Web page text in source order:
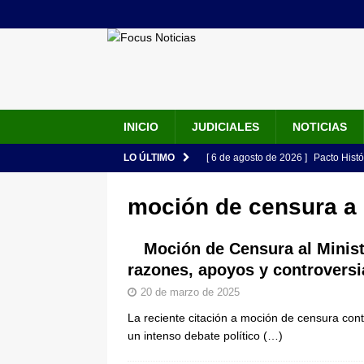
INICIO JUDICIALES NOTICIAS
LO ÚLTIMO [ 6 de agosto de 2026 ] Pacto
[ 6 de agosto de 2026 ] La historia
Espriella: tradición, simbolismo y
ÚLTIMO
[ 6 de agosto de 2026 ]
pone bajo la lupa a nuevo
moción de censura a
Moción de Censura al
razones, apoyos y
20 de marzo de 2025
La reciente citación a moción de censura
un intenso debate político (…)